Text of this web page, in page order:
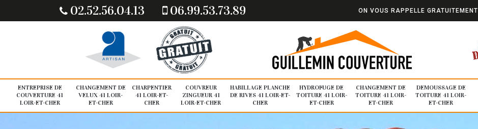
02.52.56.04.13 06.99.53.73.89 ON VOUS RAPPELLE GRATUITEMENT
ENTREPRISE DE
COUVERTURE 41
LOIR-ET-CHER
CHANGEMENT DE
VELUX 41 LOIR-
ET-CHER
CHARPENTIER
41 LOIR-ET-
CHER
COUVREUR
ZINGUEUR 41
LOIR-ET-CHER
HABILLAGE PLANCHE
DE RIVES 41 LOIR-ET-
CHER
HYDROFUGE DE
TOITURE 41 LOIR-
ET-CHER
CHANGEMENT DE
TOITURE 41 LOIR-
ET-CHER
DEMOUSSAGE DE
TOITURE 41 LOIR-
ET-CHER